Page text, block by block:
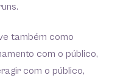
também como
com o público,
com o público,